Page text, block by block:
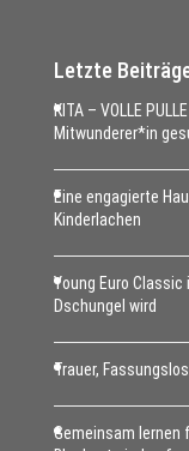
Letzte
KITA – VOLLE
Mitwunderer*in
Eine engagierte
Kinderlachen
Young Euro Classic
Dschungel wird
Trauer,
Gemeinsam lernen